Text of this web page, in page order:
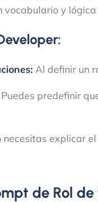
vocabulario y
Al definir un
Puedes predefinir
necesitas explicar
de Rol